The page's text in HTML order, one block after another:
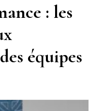
: les
équipes